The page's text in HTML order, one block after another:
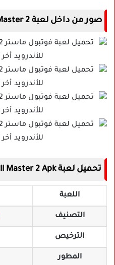
صور من داخل لعبة Football Master 2
تحميل لعبة Football Master 2 Apk للاندرويد والايفون
اللعبة
التصنيف
الترخيص
المطور